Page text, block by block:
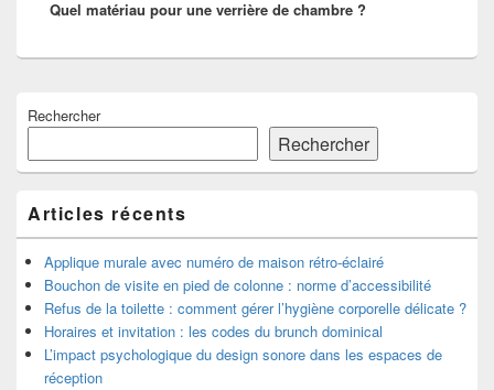
suivant :
Quel matériau pour une verrière de chambre ?
principale
widget
pour
barre
latérale
Rechercher
Rechercher
Articles récents
Applique murale avec numéro de maison rétro-éclairé
Bouchon de visite en pied de colonne : norme d’accessibilité
Refus de la toilette : comment gérer l’hygiène corporelle délicate ?
Horaires et invitation : les codes du brunch dominical
L’impact psychologique du design sonore dans les espaces de
réception